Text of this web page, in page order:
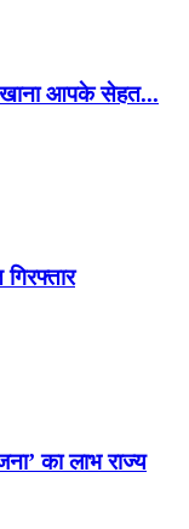
खाना आपके सेहत...
का लाभ राज्य